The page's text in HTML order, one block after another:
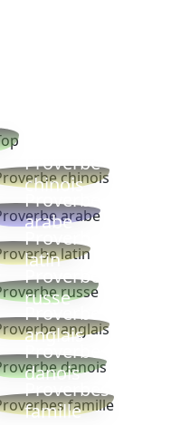
Proverbe
chinois
Proverbe
arabe
Proverbe
latin
Proverbe
russe
Proverbe
anglais
Proverbe
danois
Proverbes
famille